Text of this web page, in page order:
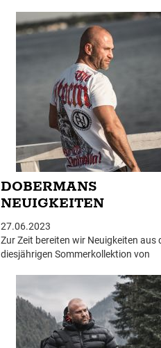
Sommerkollektion 2024 auf Lager
DOBERMANS
NEUIGKEITEN
27.06.2023
Zur Zeit bereiten wir Neuigkeiten aus
diesjährigen Sommerkollektion von
Produkte finden Sie immer im oberen
NEU.